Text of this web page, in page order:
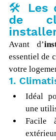
🛠️ Les
de
Avant d’
essentiel de
votre
1.
Idéal
une
Facile